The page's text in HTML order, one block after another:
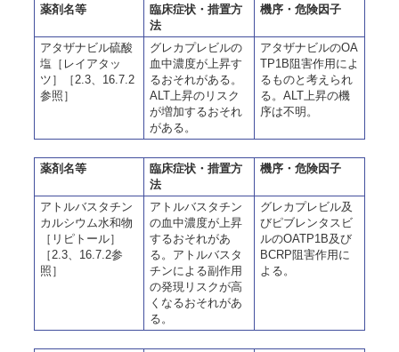
薬剤名等
臨床症状・措置方
法
機序・危険因子
アタザナビル硫酸
塩［レイアタッ
ツ］［2.3、16.7.2
参照］
グレカプレビルの
血中濃度が上昇す
るおそれがある。
ALT上昇のリスク
が増加するおそれ
がある。
アタザナビルのOA
TP1B阻害作用によ
るものと考えられ
る。ALT上昇の機
序は不明。
薬剤名等
臨床症状・措置方
法
機序・危険因子
アトルバスタチン
カルシウム水和物
［リピトール］
［2.3、16.7.2参
照］
アトルバスタチン
の血中濃度が上昇
するおそれがあ
る。アトルバスタ
チンによる副作用
の発現リスクが高
くなるおそれがあ
る。
グレカプレビル及
びピブレンタスビ
ルのOATP1B及び
BCRP阻害作用に
よる。